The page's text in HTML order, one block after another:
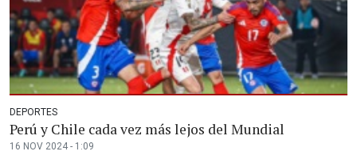
DEPORTES
Perú y Chile cada vez más lejos del Mundial
16 NOV 2024 - 1:09